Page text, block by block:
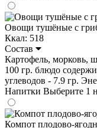
Овощи тушёные с
Ккал: 518
Состав
Картофель, морковь,
100 гр. блюдо
углеводов - 7.9 гр.
Напитки Выберите 1
Компот плодово-